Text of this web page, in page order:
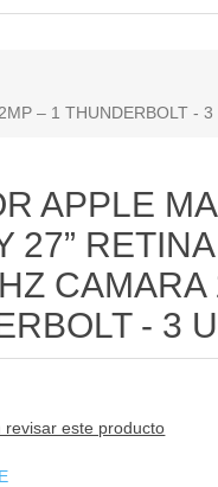
– 1 THUNDERBOLT - 3
APPLE
27”
CAMARA
- 3
revisar este producto